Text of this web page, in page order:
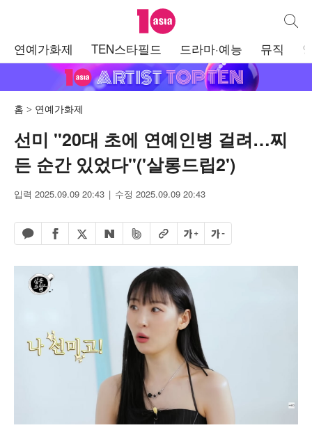
텐아시아 통합
연예가화제 TEN스타필드 드라마·예능 뮤직
홈 연예가화제
선미 "20대 초에 연예인병 걸려…찌
든 순간 있었다"('살롱드립2')
입력 2025.09.09 20:43 수정 2025.09.09 20:43
카카오톡 공유하기
페이스북 공유하기
엑스 공유하기
네이버 공유하기
밴드 공유하기
URL복사글자 크게글자 작게